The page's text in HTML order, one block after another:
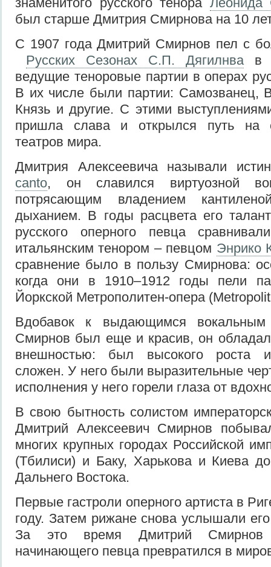
был старше Дмитрия Смирнова на 10
С 1907 года Дмитрий Смирнов пел с
Русских Сезонах С.П. Дягилнва в
ведущие теноровые партии в операх
В их числе были партии: Самозванец,
Князь и другие. С этими
пришла слава и открылся путь на
театров мира.
Дмитрия Алексеевича называли
canto, он славился виртуозной
потрясающим владением
дыханием. В годы расцвета его
русского оперного певца
итальянским тенором – певцом Энрико
сравнение было в пользу Смирнова:
когда они в 1910–1912 годы пели
Йоркской Метрополитен-опера
Вдобавок к выдающимся
Смирнов был еще и красив, он обладал
внешностью: был высокого роста и
сложен. У него были выразительные
исполнения у него горели глаза от
В свою бытность солистом
Дмитрий Алексеевич Смирнов
многих крупных городах Российской
(Тбилиси) и Баку, Харькова и Киева
Дальнего Востока.
Первые гастроли оперного артиста в
году. Затем рижане снова услышали
За это время Дмитрий Смирнов
начинающего певца превратился в